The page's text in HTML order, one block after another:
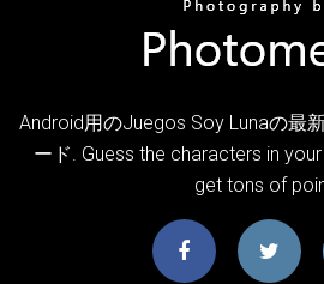
Android用のJuegos Soy Lunaの最
ード. Guess the characters in
get tons of